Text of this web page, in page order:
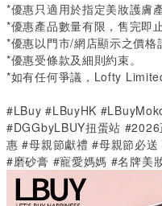
*優惠只適用於指定美妝護膚產
*優惠產品數量有限，售完即止
*優惠以門市/網店顯示之價格
*優惠受條款及細則約束。
*如有任何爭議， Lofty
#LBuy #LBuyHK
#DGGbyLBUY扭蛋站
惠#母親節獻禮 #母親節必送
#磨砂膏 #寵愛媽媽 #名牌美